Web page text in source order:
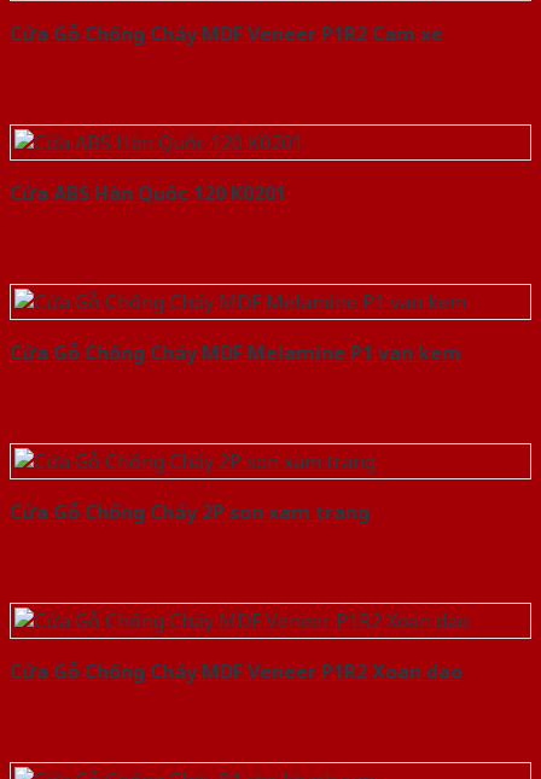
Cửa Gỗ Chống Cháy MDF Veneer P1R2 Cam xe
Cửa ABS Hàn Quốc 120 K0201
Cửa Gỗ Chống Cháy MDF Melamine P1 van kem
Cửa Gỗ Chống Cháy 2P son xam trang
Cửa Gỗ Chống Cháy MDF Veneer P1R2 Xoan dao